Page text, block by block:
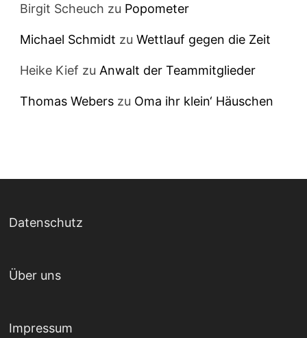
Birgit Scheuch zu Popometer
Michael Schmidt zuWettlauf gegen die Zeit
Heike Kief zu Anwalt der Teammitglieder
Thomas Webers zu Oma ihr klein‘ Häuschen
Datenschutz
Über uns
Impressum